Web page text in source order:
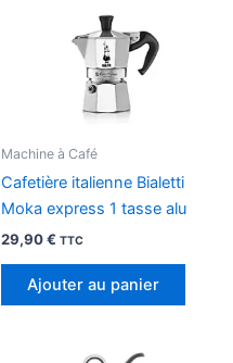
Machine à Café
Cafetière italienne Bialetti
Moka express 1 tasse alu
29,90€ TTC
Ajouter au panier